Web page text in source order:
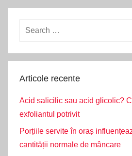
Search
Articole recente
Acid salicilic sau acid glicolic?
exfoliantul potrivit
Porțiile servite în oraș
cantității normale de mâncare